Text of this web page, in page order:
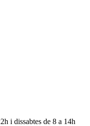
i dissabtes de 8 a 14h